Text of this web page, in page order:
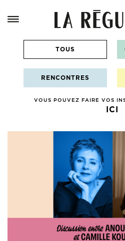
TOUS
RENCONTRES
VOUS POUVEZ FAIRE VOS
ICI